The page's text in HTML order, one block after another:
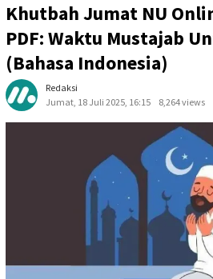
Khutbah Jumat NU
PDF: Waktu Mustajab
(Bahasa Indonesia)
Redaksi
Jumat, 18 Juli 2025, 16:15
8,264 views